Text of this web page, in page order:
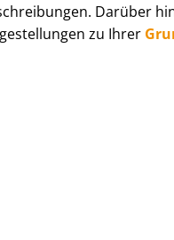
Darüber
zu Ihrer